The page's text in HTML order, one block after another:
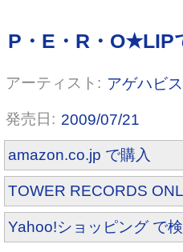
アゲハビ
2009/07/21
amazon.co.jp で購入
TOWER RECORDS
Yahoo!ショッピング で
Miss Wanderer